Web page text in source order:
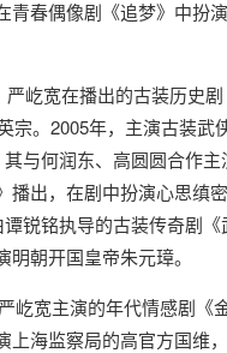
青春偶像剧《追梦》中扮
严屹宽在播出的古装历史
宗。2005年，主演古装武
与何润东、高圆圆合作主
播出，在剧中扮演心思缜
锐铭执导的古装传奇剧《
明朝开国皇帝朱元璋。
屹宽主演的年代情感剧《
上海监察局的高官方国维